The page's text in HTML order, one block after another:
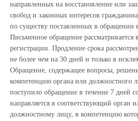
направленных на восстановление или
свобод и законных интересов
по существу поставленных в обращении
Письменное обращение рассматривается
регистрации. Продление срока
не более чем на 30 дней и только в
Обращение, содержащее вопросы,
компетенцию органа или должностного
поступило обращение в течение 7 дней
направляется в соответствующий орган
должностному лицу, в компетенцию